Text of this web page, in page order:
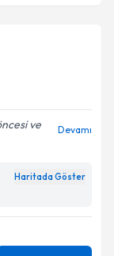
takvimi
almanız
belirtilen
ve
Devamı
Haritada Göster